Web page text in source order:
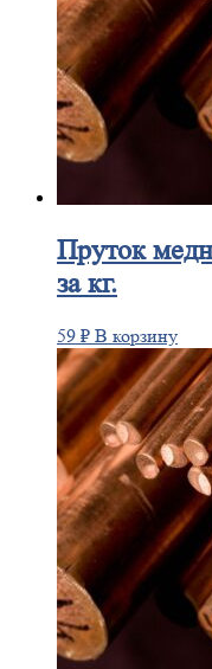
Пруток
за кг.
59 ₽ В корзину